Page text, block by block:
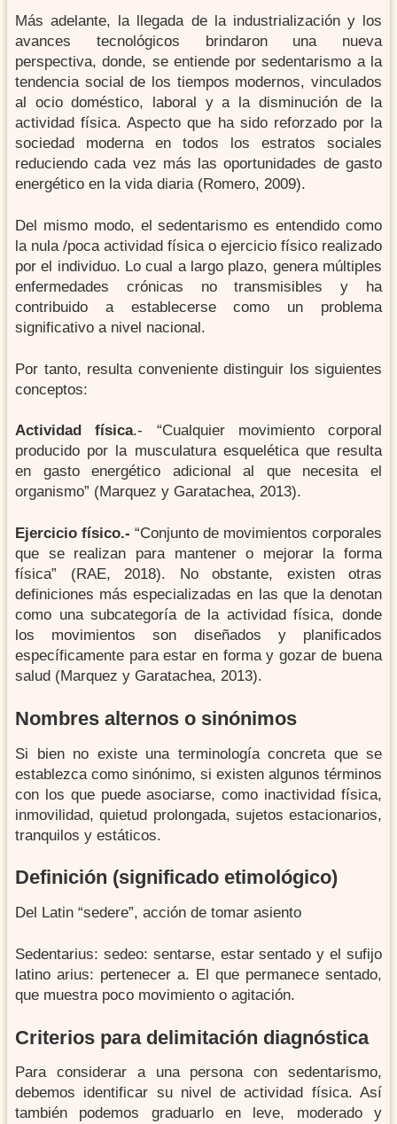
Más adelante, la llegada de la industrialización y los
avances tecnológicos brindaron una nueva
perspectiva, donde, se entiende por sedentarismo a la
tendencia social de los tiempos modernos, vinculados
al ocio doméstico, laboral y a la disminución de la
actividad física. Aspecto que ha sido reforzado por la
sociedad moderna en todos los estratos sociales
reduciendo cada vez más las oportunidades de gasto
energético en la vida diaria (Romero, 2009).
Del mismo modo, el sedentarismo es entendido como
la nula /poca actividad física o ejercicio físico realizado
por el individuo. Lo cual a largo plazo, genera múltiples
enfermedades crónicas no transmisibles y ha
contribuido a establecerse como un problema
significativo a nivel nacional.
Por tanto, resulta conveniente distinguir los siguientes
conceptos:
Actividad física.- “Cualquier movimiento corporal
producido por la musculatura esquelética que resulta
en gasto energético adicional al que necesita el
organismo” (Marquez y Garatachea, 2013).
Ejercicio físico.- “Conjunto de movimientos corporales
que se realizan para mantener o mejorar la forma
física” (RAE, 2018). No obstante, existen otras
definiciones más especializadas en las que la denotan
como una subcategoría de la actividad física, donde
los movimientos son diseñados y planificados
específicamente para estar en forma y gozar de buena
salud (Marquez y Garatachea, 2013).
nombres alternos o sinónimos
Si bien no existe una terminología concreta que se
establezca como sinónimo, si existen algunos términos
con los que puede asociarse, como inactividad física,
inmovilidad, quietud prolongada, sujetos estacionarios,
tranquilos y estáticos.
definición (significado etimológico)
Del Latin “sedere”, acción de tomar asiento
Sedentarius: sedeo: sentarse, estar sentado y el sufijo
latino arius: pertenecer a. El que permanece sentado,
que muestra poco movimiento o agitación.
criterios para delimitación diagnóstica
Para considerar a una persona con sedentarismo,
debemos identificar su nivel de actividad física. Así
también podemos graduarlo en leve, moderado y